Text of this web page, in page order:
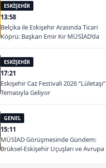
ESKİŞEHİR
13:58
Belçika ile Eskişehir Arasında Ticari
Köprü: Başkan Emir Kır MÜSİAD’da
ESKİŞEHİR
17:21
Eskişehir Caz Festivali 2026 “Lületaşı”
Temasıyla Geliyor
GENEL
15:11
MÜSİAD Görüşmesinde Gündem:
Brüksel-Eskişehir Uçuşları ve Avrupa